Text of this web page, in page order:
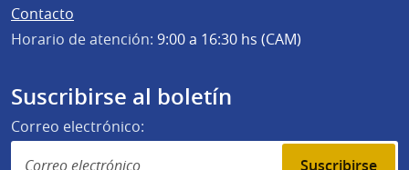
Contacto
Horario de atención: 9:00 a 16:30 hs (CAM)
Suscribirse al boletín
Correo electrónico:
Suscribirse